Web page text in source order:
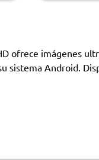
ofrece imágenes
Android.